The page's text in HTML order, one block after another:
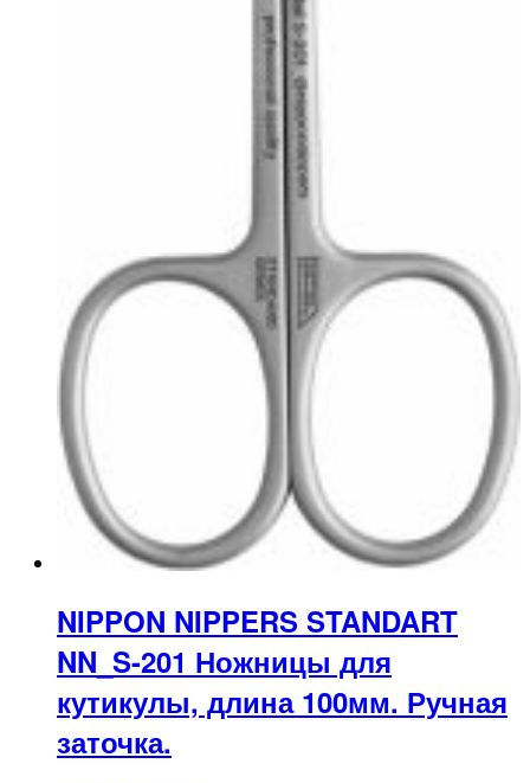
NIPPON NIPPERS STANDART
NN_S-201 Ножницы для
кутикулы, длина 100мм. Ручная
заточка.